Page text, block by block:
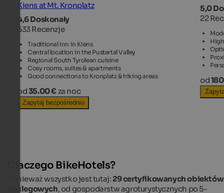
Kiens at Mt. Kronplatz
4,6 Doskonały
533 Recenzje
Traditional inn in Kiens
Central location in the Pustertal Valley
Regional South Tyrolean cuisine
Cosy rooms, suites & apartments
Good connections to Kronplatz & hiking areas
od35.00 € za noc
Zapytaj bezpośrednio
5,0
22
od
Dlaczego BikeHotels?
Ponieważ wszystko jest tutaj: 29 certyfikowanych obiektów
noclegowych, od gospodarstw agroturystycznych po 5-